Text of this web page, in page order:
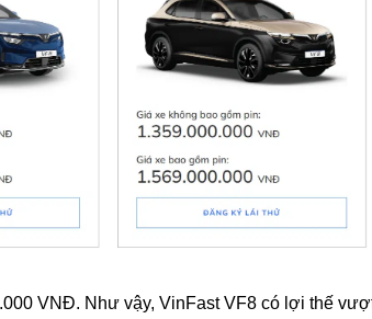
VNĐ. Như vậy, VinFast VF8 có lợi thế